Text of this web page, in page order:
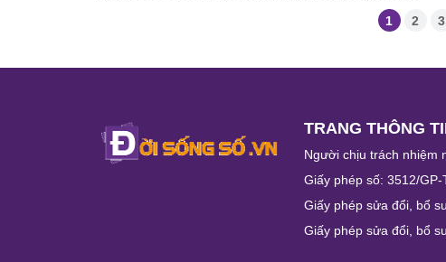
1 2 3
TRANG THÔNG
Người chịu trách nhiệm
Giấy phép số: 3512/
Giấy phép sửa đổi, bổ
Giấy phép sửa đổi, bổ